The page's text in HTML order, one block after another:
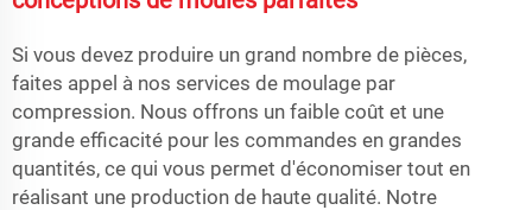
Si vous devez produire un grand nombre de pièces,
faites appel à nos services de moulage par
compression. Nous offrons un faible coût et une
grande efficacité pour les commandes en grandes
quantités, ce qui vous permet d'économiser tout en
réalisant une production de haute qualité. Notre